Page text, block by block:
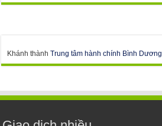
Khánh thànhTrung tâm hành chính Bình Dương